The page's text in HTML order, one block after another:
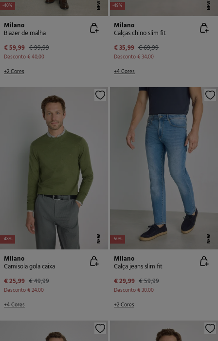
-40% NEW
Milano
Blazer de malha
€ 59,99 € 99,99
Desconto€ 40,00
+2 Cores
-49% NEW
Milano
Calças chino slim fit
€ 35,99 € 69,99
Desconto€ 34,00
+4 Cores
-48% NEW
Milano
Camisola gola caixa
€ 25,99 € 49,99
Desconto€ 24,00
+4 Cores
-50% NEW
Milano
Calça jeans slim fit
€ 29,99 € 59,99
Desconto€ 30,00
+2 Cores